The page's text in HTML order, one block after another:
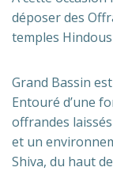
déposer des
temples
Grand Bassin
Entouré d’une
offrandes
et un
Shiva, du haut